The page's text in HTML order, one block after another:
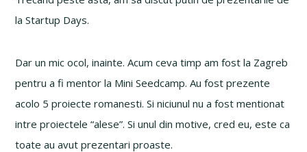
la Startup Days.
Dar un mic ocol, inainte. Acum ceva timp am fost la Zagreb
pentru a fi mentor la Mini Seedcamp. Au fost prezente
acolo 5 proiecte romanesti. Si niciunul nu a fost mentionat
intre proiectele “alese”. Si unul din motive, cred eu, este ca
toate au avut prezentari proaste.